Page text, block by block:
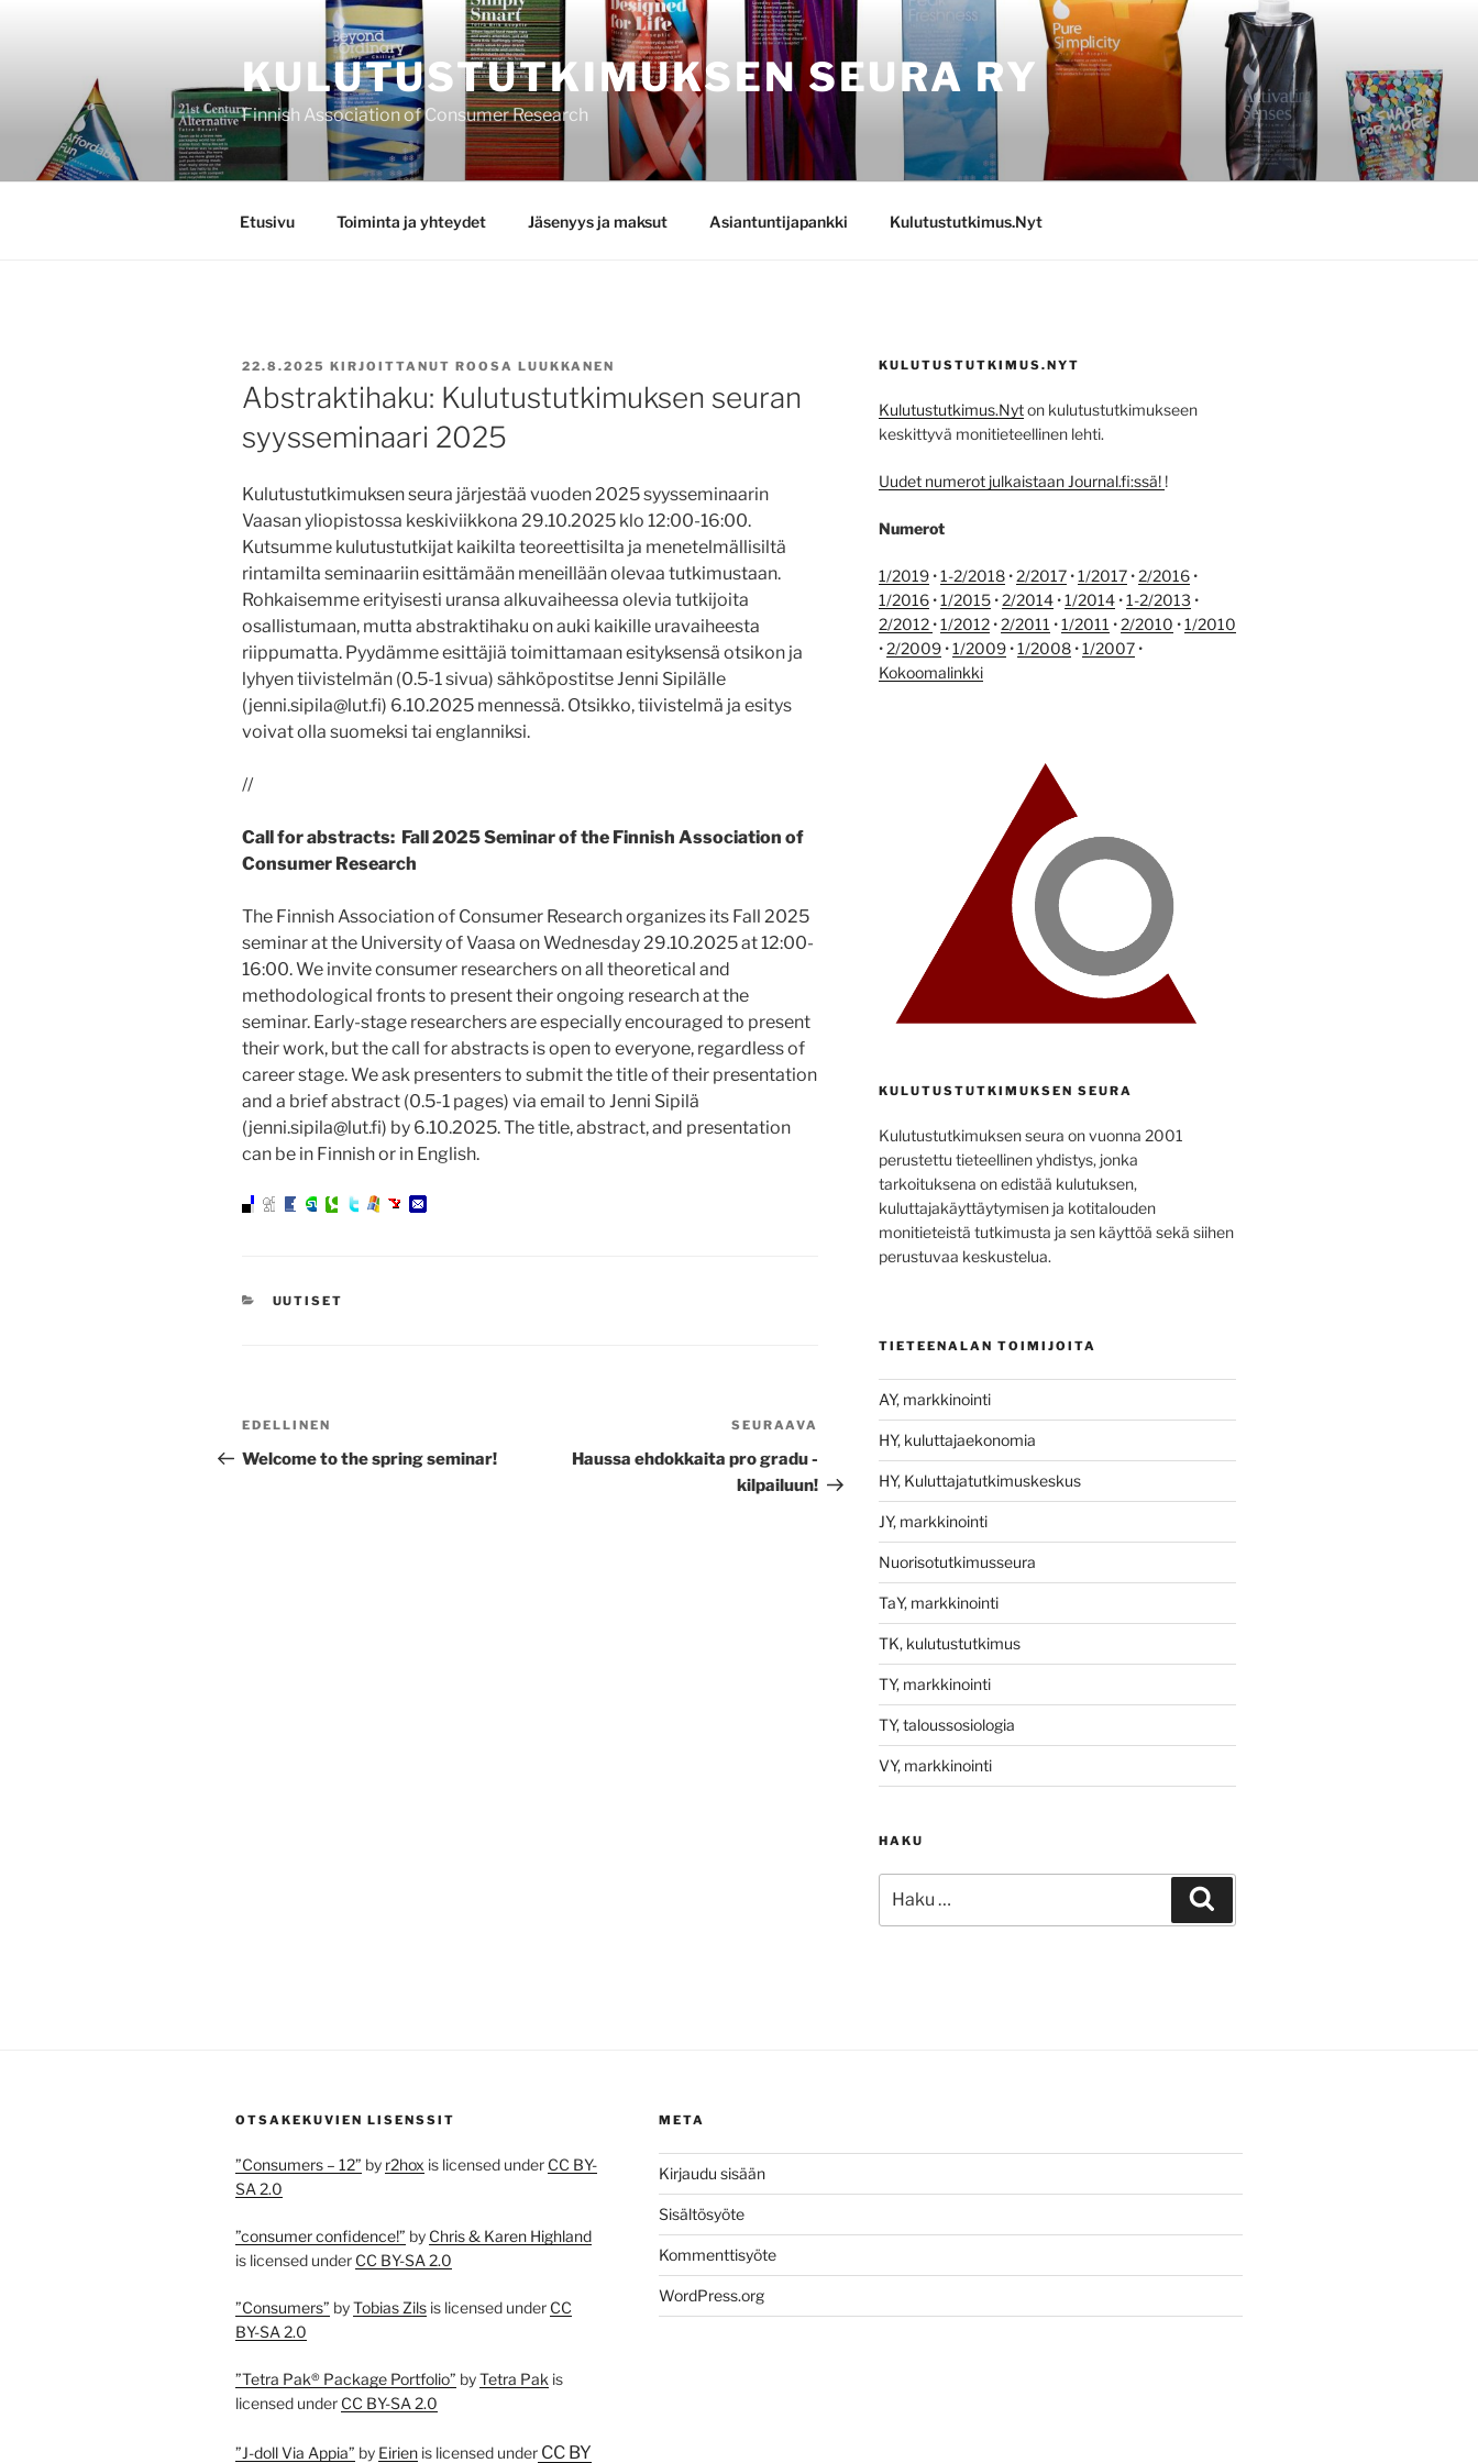
KULUTUSTUTKIMUKSEN SEURA RY
Finnish Association of Consumer Research
Etusivu Toiminta ja yhteydet Jäsenyys ja maksut Asiantuntijapankki Kulutustutkimus.Nyt
JULKAISTU
22.8.2025 KIRJOITTANUT ROOSA LUUKKANEN
Abstraktihaku: Kulutustutkimuksen seuran
syysseminaari 2025
Kulutustutkimuksen seura järjestää vuoden 2025 syysseminaarin
Vaasan yliopistossa keskiviikkona 29.10.2025 klo 12:00-16:00.
Kutsumme kulutustutkijat kaikilta teoreettisilta ja menetelmällisiltä
rintamilta seminaariin esittämään meneillään olevaa tutkimustaan.
Rohkaisemme erityisesti uransa alkuvaiheessa olevia tutkijoita
osallistumaan, mutta abstraktihaku on auki kaikille uravaiheesta
riippumatta. Pyydämme esittäjiä toimittamaan esityksensä otsikon ja
lyhyen tiivistelmän (0.5-1 sivua) sähköpostitse Jenni Sipilälle
(jenni.sipila@lut.fi) 6.10.2025 mennessä. Otsikko, tiivistelmä ja esitys
voivat olla suomeksi tai englanniksi.
//
Call for abstracts: Fall 2025 Seminar of the Finnish Association of
Consumer Research
The Finnish Association of Consumer Research organizes its Fall 2025
seminar at the University of Vaasa on Wednesday 29.10.2025 at 12:00-
16:00. We invite consumer researchers on all theoretical and
methodological fronts to present their ongoing research at the
seminar. Early-stage researchers are especially encouraged to present
their work, but the call for abstracts is open to everyone, regardless of
career stage. We ask presenters to submit the title of their presentation
and a brief abstract (0.5-1 pages) via email to Jenni Sipilä
(jenni.sipila@lut.fi) by 6.10.2025. The title, abstract, and presentation
can be in Finnish or in English.
KATEGORIAT
UUTISET
Artikkelien
selaus
Edellinen
artikkeli
EDELLINEN
Welcome to the spring seminar!
SEURAAVA
Haussa ehdokkaita pro gradu -
kilpailuun!
KULUTUSTUTKIMUS.NYT
Kulutustutkimus.Nyton kulutustutkimukseen
keskittyvä monitieteellinen lehti.
Uudet numerot julkaistaan Journal.fi:ssä! !
Numerot
1/2019•1-2/2018•2/2017•1/2017•2/2016•
1/2016•1/2015•2/2014•1/2014•1-2/2013 •
2/2012 •1/2012•2/2011 •1/2011 •2/2010 •1/2010
•2/2009•1/2009•1/2008•1/2007•
Kokoomalinkki
KULUTUSTUTKIMUKSEN SEURA
Kulutustutkimuksen seura on vuonna 2001
perustettu tieteellinen yhdistys, jonka
tarkoituksena on edistää kulutuksen,
kuluttajakäyttäytymisen ja kotitalouden
monitieteistä tutkimusta ja sen käyttöä sekä siihen
perustuvaa keskustelua.
TIETEENALAN TOIMIJOITA
AY, markkinointi
HY, kuluttajaekonomia
HY, Kuluttajatutkimuskeskus
JY, markkinointi
Nuorisotutkimusseura
TaY, markkinointi
TK, kulutustutkimus
TY, markkinointi
TY, taloussosiologia
VY, markkinointi
HAKU
OTSAKEKUVIEN LISENSSIT
”Consumers – 12” by r2hox is licensed under CC BY-
SA 2.0
”consumer confidence!” by Chris & Karen Highland
is licensed under CC BY-SA 2.0
”Consumers” byTobias Zils is licensed under CC
BY-SA 2.0
”Tetra Pak® Package Portfolio” byTetra Pak is
licensed under CC BY-SA 2.0
”J-doll Via Appia” by Eirien is licensed under CC BY
META
Kirjaudu sisään
Sisältösyöte
Kommenttisyöte
WordPress.org